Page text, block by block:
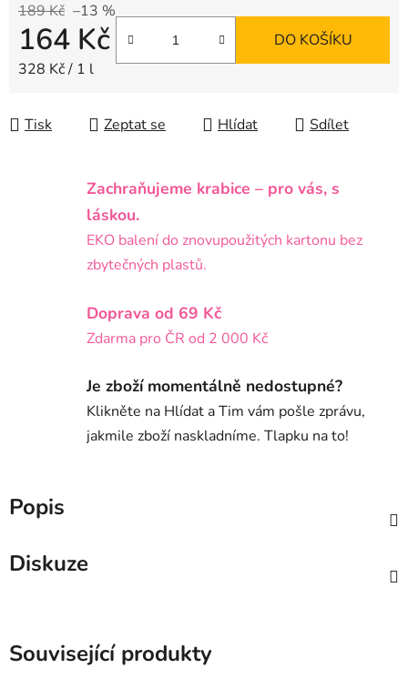
189 Kč –13 %
164 Kč
Měrná cena:
328 Kč / 1 l
DO KOŠÍKU
Tisk Zeptat se Hlídat Sdílet
Zachraňujeme krabice – pro vás, s
láskou.
EKO balení do znovupoužitých kartonu bez
zbytečných plastů.
Doprava od 69 Kč
Zdarma pro ČR od 2 000 Kč
Je zboží momentálně nedostupné?
Klikněte na Hlídat a Tim vám pošle zprávu,
jakmile zboží naskladníme. Tlapku na to!
Popis
Diskuze
Související produkty